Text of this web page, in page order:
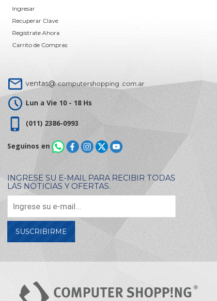
Ingresar
Recuperar Clave
Registrate Ahora
Carrito de Compras
ventas@computershopping .com.ar
Lun a Vie 10 - 18 Hs
(011) 2386-0993
Seguinos en
INGRESE SU E-MAIL PARA RECIBIR TODAS
LAS NOTICIAS Y OFERTAS.
SUSCRIBIRME